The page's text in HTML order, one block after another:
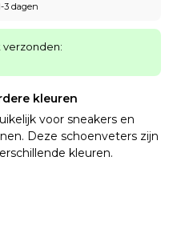
3 dagen
kleuren
voor sneakers en
Deze schoenveters zijn
kleuren.